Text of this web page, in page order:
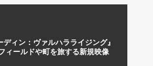
ィン：ヴァルハラライジング』
ィールドや町を旅する新規映像